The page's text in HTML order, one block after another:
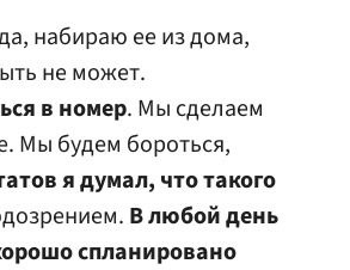
набираю ее из дома,
не может.
в номер. Мы сделаем
Мы будем бороться,
я думал, что такого
В любой день
спланировано